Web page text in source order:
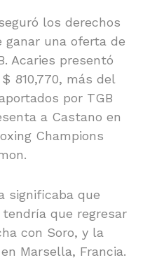
los derechos
ganar una oferta de
Acaries presentó
810,770, más del
por TGB
a Castano en
Champions
significaba que
tendría que regresar
con Soro, y la
Marsella, Francia.